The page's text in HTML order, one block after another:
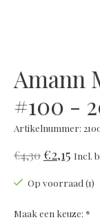
Amann
#100 -
Artikelnummer:
€4,30€2,15 Incl.
Op voorraad (1)
Maak een keuze: *